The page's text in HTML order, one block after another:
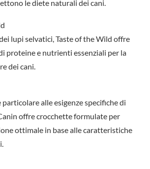
le diete naturali dei cani.
lupi selvatici, Taste of the Wild offre
proteine e nutrienti essenziali per la
dei cani.
particolare alle esigenze specifiche di
offre crocchette formulate per
ottimale in base alle caratteristiche